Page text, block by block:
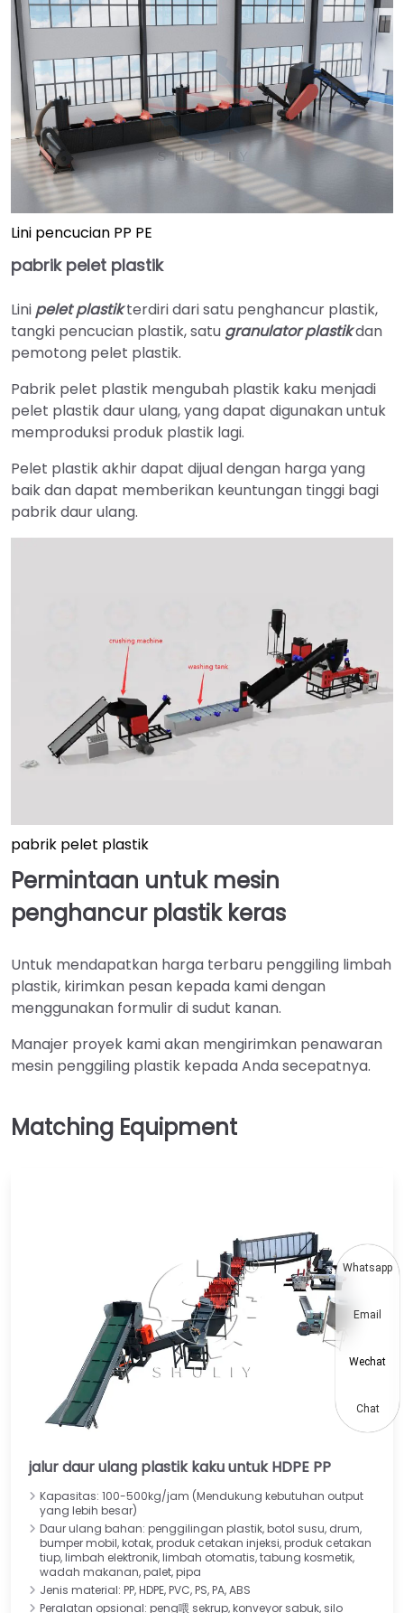
Lini pencucian PP PE
pabrik pelet plastik
Lini pelet plastikterdiri dari satu penghancur plastik,
tangki pencucian plastik, satu granulator plastikdan
pemotong pelet plastik.
Pabrik pelet plastik mengubah plastik kaku menjadi
pelet plastik daur ulang, yang dapat digunakan untuk
memproduksi produk plastik lagi.
Pelet plastik akhir dapat dijual dengan harga yang
baik dan dapat memberikan keuntungan tinggi bagi
pabrik daur ulang.
pabrik pelet plastik
Permintaan untuk mesin
penghancur plastik keras
Untuk mendapatkan harga terbaru penggiling limbah
plastik, kirimkan pesan kepada kami dengan
menggunakan formulir di sudut kanan.
Manajer proyek kami akan mengirimkan penawaran
mesin penggiling plastik kepada Anda secepatnya.
jalur daur ulang plastik kaku untuk HDPE PP
Kapasitas: 100-500kg/jam (Mendukung kebutuhan output
yang lebih besar)
Daur ulang bahan: penggilingan plastik, botol susu, drum,
bumper mobil, kotak, produk cetakan injeksi, produk cetakan
tiup, limbah elektronik, limbah otomatis, tabung kosmetik,
wadah makanan, palet, pipa
Jenis material: PP, HDPE, PVC, PS, PA, ABS
Peralatan opsional: peng喂 sekrup, konveyor sabuk, silo
Whatsapp
Email
Wechat
Chat